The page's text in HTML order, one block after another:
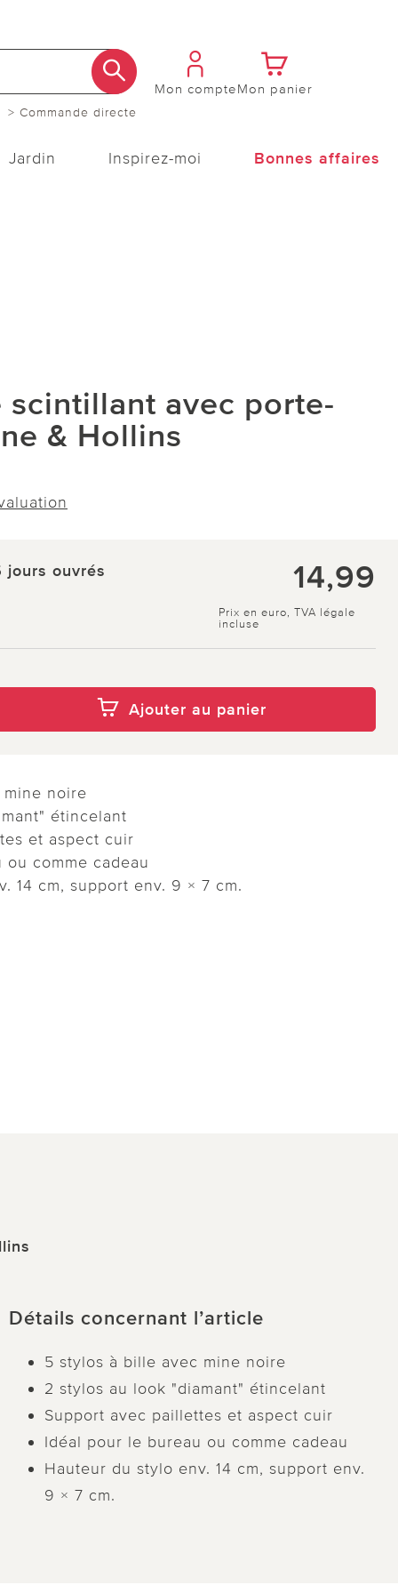
> Commande directe
Mon compteMon panier
Jardin Inspirez-moi Bonnes affaires
scintillant avec porte-
& Hollins
jours ouvrés 14,99
Prix en euro, TVA légale
incluse
Ajouter au panier
noire
étincelant
et aspect cuir
comme cadeau
14 cm, support env. 9 × 7 cm.
Détails concernant l’article
5 stylos à bille avec mine noire
2 stylos au look "diamant" étincelant
Support avec paillettes et aspect cuir
Idéal pour le bureau ou comme cadeau
Hauteur du stylo env. 14 cm, support env.
9 × 7 cm.